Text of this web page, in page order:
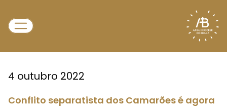
4 outubro 2022
Conflito separatista dos Camarões é agora